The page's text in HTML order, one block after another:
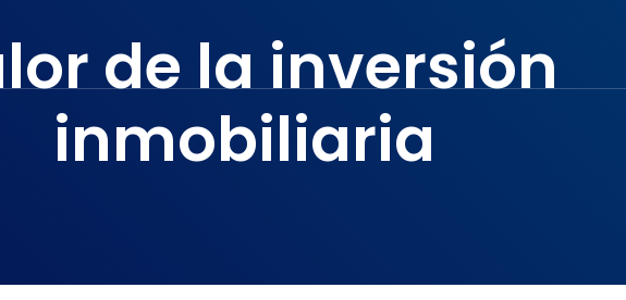
de la inversión
inmobiliaria